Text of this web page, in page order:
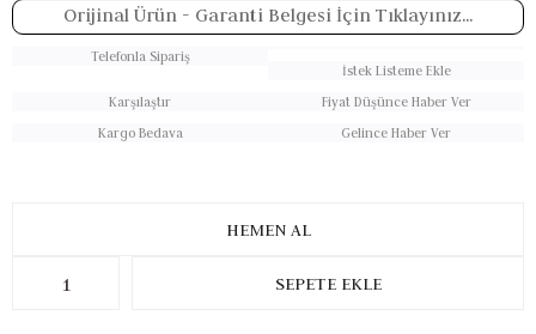
Orijinal Ürün - Garanti Belgesi İçin Tıklayınız...
Telefonla Sipariş
İstek Listeme Ekle
Karşılaştır
Fiyat Düşünce Haber Ver
Kargo Bedava
Gelince Haber Ver